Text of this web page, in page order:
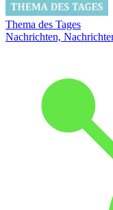
Thema des Tages
Nachrichten,